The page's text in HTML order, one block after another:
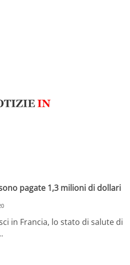
pagate 1,3 milioni di dollari
in Francia, lo stato di salute di